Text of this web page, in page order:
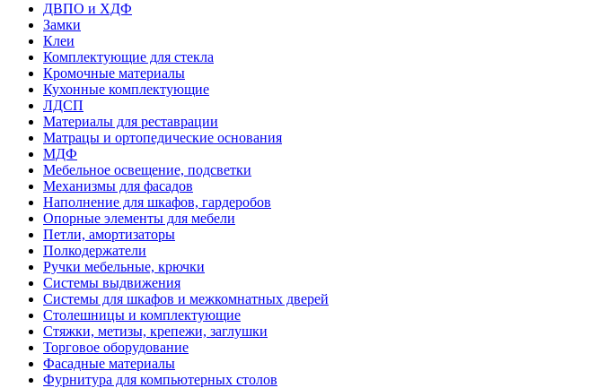
ДВПО и ХДФ
Замки
Клеи
Комплектующие для стекла
Кромочные материалы
Кухонные комплектующие
ЛДСП
Материалы для реставрации
Матрацы и ортопедические основания
МДФ
Мебельное освещение, подсветки
Механизмы для фасадов
Наполнение для шкафов, гардеробов
Опорные элементы для мебели
Петли, амортизаторы
Полкодержатели
Ручки мебельные, крючки
Системы выдвижения
Системы для шкафов и межкомнатных дверей
Столешницы и комплектующие
Стяжки, метизы, крепежи, заглушки
Торговое оборудование
Фасадные материалы
Фурнитура для компьютерных столов